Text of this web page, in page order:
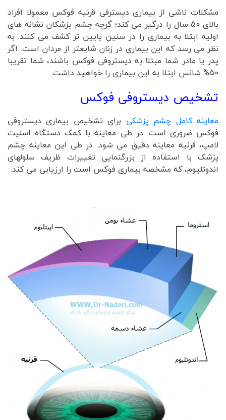
مشکلات ناشی از بیماری دیسترفی قرنیه فوکس معمولا افراد
بالای 50 سال را درگیر می کند؛ گرچه چشم پزشکان نشانه های
اولیه ابتلا به بیماری را در سنین پایین تر کشف می کنند. به
نظر می رسد که این بیماری در زنان شایعتر از مردان است. اگر
پدر یا مادر شما مبتلا به دیستروفی فوکس باشند، شما تقریبا
50% شانس ابتلا به این بیماری را خواهید داشت.
تشخیص دیستروفی فوکس
معاینه کامل چشم پزشکی برای تشخیص بیماری دیستروفی
فوکس ضروری است. در طی معاینه با کمک دستگاه اسلیت
لامپ، قرنیه معاینه دقیق می شود. در طی این معاینه چشم
پزشک با استفاده از بزرگنمایی تغییرات ظریف سلولهای
اندوتلیوم، که مشخصه بیماری فوکس است را ارزیابی می کند.